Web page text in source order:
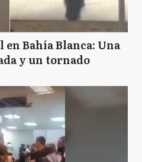
Bahía Blanca: Una
y un tornado